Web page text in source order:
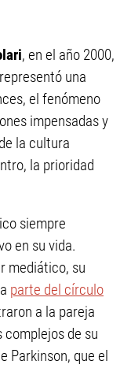
, en el año 2000,
una
el fenómeno
impensadas y
la cultura
la prioridad
siempre
en su vida.
mediático, su
parte del círculo
a la pareja
de su
Parkinson, que el